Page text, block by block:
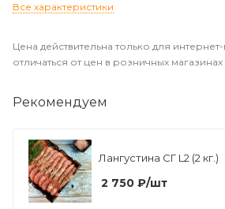
Все характеристики
Цена действительна только для
отличаться от цен в розничных магазинах
Рекомендуем
Лангустина СГ L2 (2 кг.)
2 750 ₽/шт